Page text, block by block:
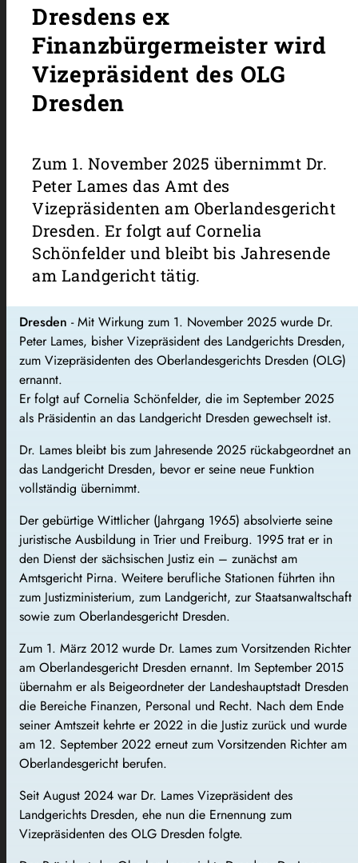
Dresdens ex
Finanzbürgermeister wird
Vizepräsident des OLG
Dresden
Zum 1. November 2025 übernimmt Dr.
Peter Lames das Amt des
Vizepräsidenten am Oberlandesgericht
Dresden. Er folgt auf Cornelia
Schönfelder und bleibt bis Jahresende
am Landgericht tätig.
Dresden - Mit Wirkung zum 1. November 2025 wurde Dr.
Peter Lames, bisher Vizepräsident des Landgerichts Dresden,
zum Vizepräsidenten des Oberlandesgerichts Dresden (OLG)
ernannt.
Er folgt auf Cornelia Schönfelder, die im September 2025
als Präsidentin an das Landgericht Dresden gewechselt ist.
Dr. Lames bleibt bis zum Jahresende 2025 rückabgeordnet an
das Landgericht Dresden, bevor er seine neue Funktion
vollständig übernimmt.
Der gebürtige Wittlicher (Jahrgang 1965) absolvierte seine
juristische Ausbildung in Trier und Freiburg. 1995 trat er in
den Dienst der sächsischen Justiz ein – zunächst am
Amtsgericht Pirna. Weitere berufliche Stationen führten ihn
zum Justizministerium, zum Landgericht, zur Staatsanwaltschaft
sowie zum Oberlandesgericht Dresden.
Zum 1. März 2012 wurde Dr. Lames zum Vorsitzenden Richter
am Oberlandesgericht Dresden ernannt. Im September 2015
übernahm er als Beigeordneter der Landeshauptstadt Dresden
die Bereiche Finanzen, Personal und Recht. Nach dem Ende
seiner Amtszeit kehrte er 2022 in die Justiz zurück und wurde
am 12. September 2022 erneut zum Vorsitzenden Richter am
Oberlandesgericht berufen.
Seit August 2024 war Dr. Lames Vizepräsident des
Landgerichts Dresden, ehe nun die Ernennung zum
Vizepräsidenten des OLG Dresden folgte.